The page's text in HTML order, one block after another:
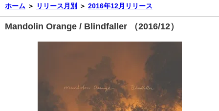
ホーム ＞ リリース月別 ＞ 2016年12月リリース
Mandolin Orange / Blindfaller （2016/12）